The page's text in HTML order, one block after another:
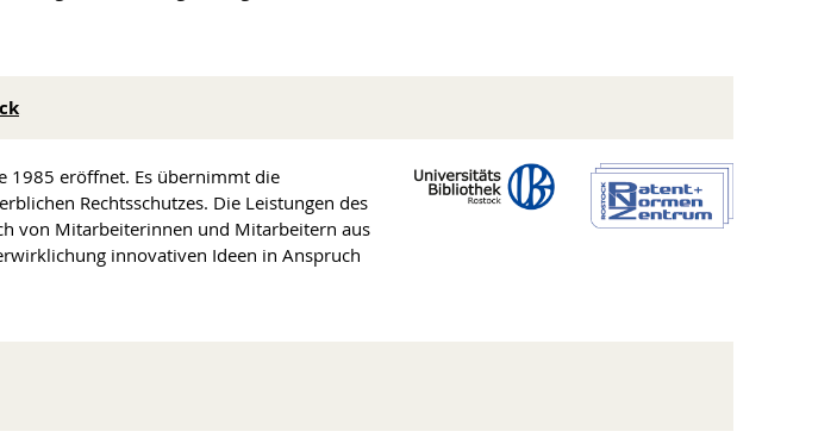
1985 eröffnet. Es übernimmt die
Rechtsschutzes. Die Leistungen des
von Mitarbeiterinnen und Mitarbeitern aus
innovativen Ideen in Anspruch